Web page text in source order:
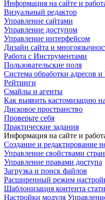
Информация на сайте и
Визуальный редактор
Управление сайтами
Управление доступом
Управление интерфейсом
Дизайн сайта и
Работа с Инструментами
Пользовательские поля
Система обработки адресов
Рейтинги
Смайлы и агенты
Как выявить кастомизацию
Дисковое пространство
Проверьте себя
Практические задания
Информация на сайте и
Создание и редактирование
Управление свойствами
Управление правами доступа
Загрузка и поиск файлов
Расширенный режим
Шаблонизация контента
Настройки модуля